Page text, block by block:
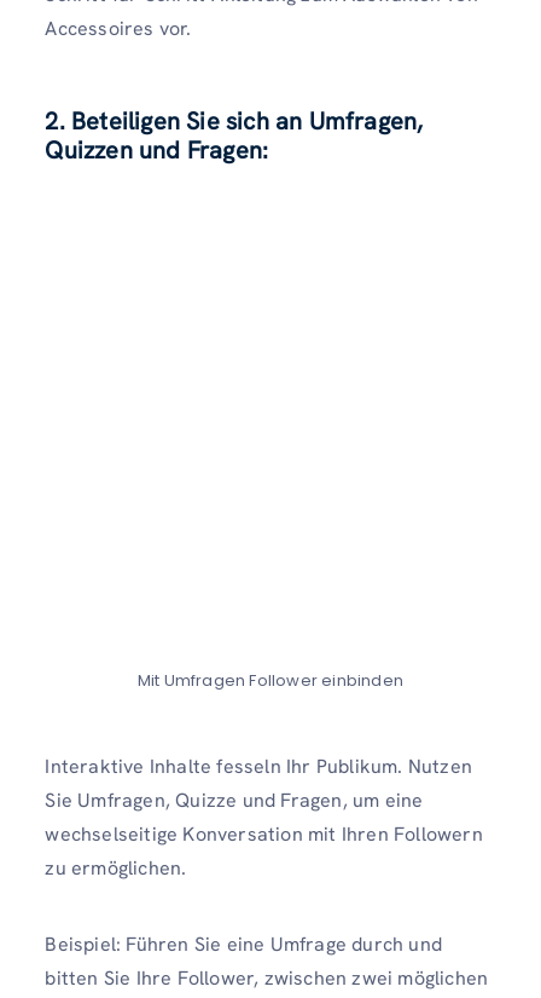
Accessoires vor.
2. Beteiligen Sie sich an Umfragen,
Quizzen und Fragen:
Mit Umfragen Follower einbinden
Interaktive Inhalte fesseln Ihr Publikum. Nutzen
Sie Umfragen, Quizze und Fragen, um eine
wechselseitige Konversation mit Ihren Followern
zu ermöglichen.
Beispiel: Führen Sie eine Umfrage durch und
bitten Sie Ihre Follower, zwischen zwei möglichen